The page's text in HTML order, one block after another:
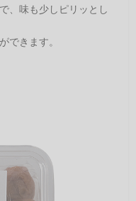
、味も少しピリッとし
できます。